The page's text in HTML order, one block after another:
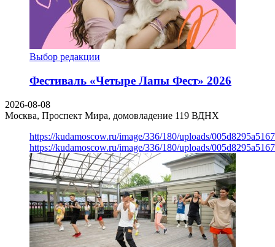
Выбор редакции
Фестиваль «Четыре Лапы Фест» 2026
2026-08-08
Москва, Проспект Мира, домовладение 119 ВДНХ
https://kudamoscow.ru/image/336/180/uploads/
https://kudamoscow.ru/image/336/180/uploads/